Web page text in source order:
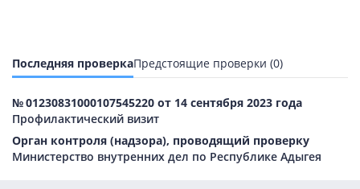
Последняя проверкаПредстоящие проверки (0)
№ 01230831000107545220 от 14 сентября 2023 года
Профилактический визит
Орган контроля (надзора), проводящий проверку
Министерство внутренних дел по Республике Адыгея